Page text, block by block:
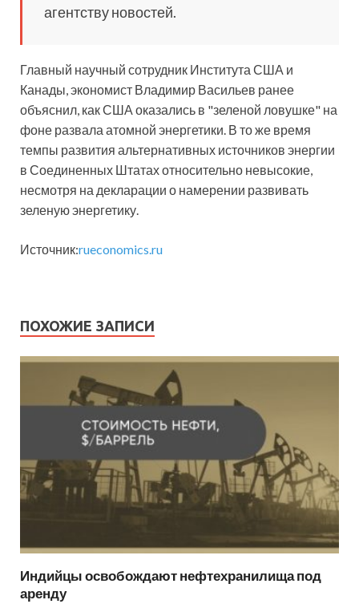
агентству новостей.
Главный научный сотрудник Института США и
Канады, экономист Владимир Васильев ранее
объяснил, как США оказались в "зеленой ловушке" на
фоне развала атомной энергетики. В то же время
темпы развития альтернативных источников энергии
в Соединенных Штатах относительно невысокие,
несмотря на декларации о намерении развивать
зеленую энергетику.
Источник:rueconomics.ru
ПОХОЖИЕ ЗАПИСИ
Индийцы освобождают нефтехранилища под
аренду